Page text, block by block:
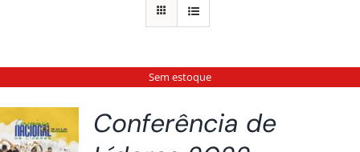
Sem estoque
Conferência de